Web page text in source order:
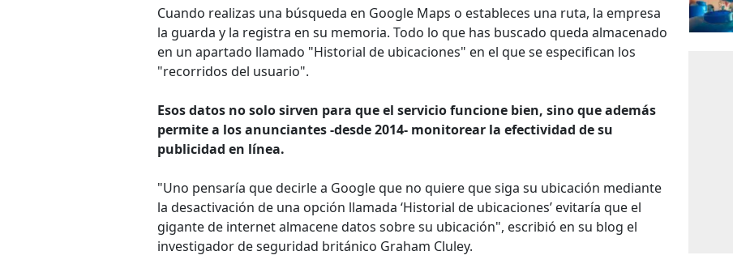
Cuando realizas una búsqueda en Google Maps o estableces una ruta, la empresa
la guarda y la registra en su memoria. Todo lo que has buscado queda almacenado
en un apartado llamado "Historial de ubicaciones" en el que se especifican los
"recorridos del usuario".
Esos datos no solo sirven para que el servicio funcione bien, sino que además
permite a los anunciantes -desde 2014- monitorear la efectividad de su
publicidad en línea.
"Uno pensaría que decirle a Google que no quiere que siga su ubicación mediante
la desactivación de una opción llamada ‘Historial de ubicaciones’ evitaría que el
gigante de internet almacene datos sobre su ubicación", escribió en su blog el
investigador de seguridad británico Graham Cluley.